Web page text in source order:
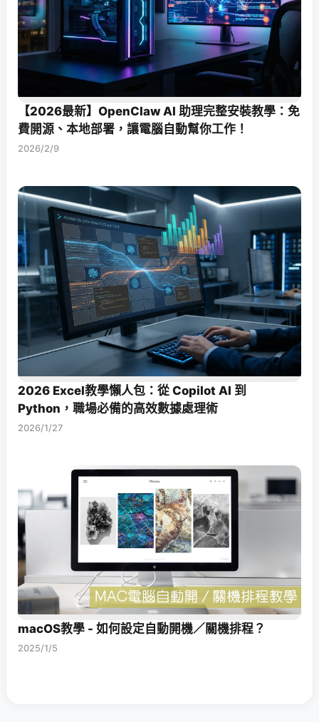
【2026最新】OpenClaw AI 助理完整安裝教學：免
費開源、本地部署，讓電腦自動幫你工作！
2026/2/9
2026 Excel教學懶人包：從 Copilot AI 到
Python，職場必備的高效數據處理術
2026/1/27
macOS教學 - 如何設定自動開機／關機排程？
2025/1/5